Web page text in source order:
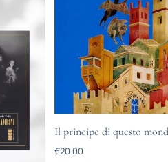
Il principe di questo
€20.00